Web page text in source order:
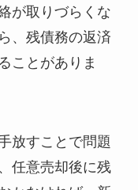
が取りづらくな
、残債務の返済
ことがありま
放すことで問題
任意売却後に残